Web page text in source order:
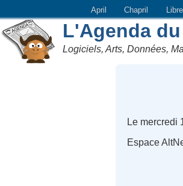
April Chapril
L'Agenda
Logiciels, Arts, Données,
Le mercredi
Espace